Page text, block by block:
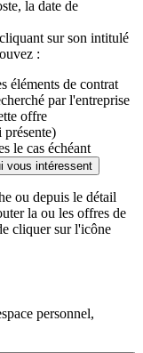
la date de
sur son intitulé
:
éléments de contrat
par l'entreprise
offre
présente)
le cas échéant
vous intéressent
ou depuis le détail
la ou les offres de
cliquer sur l'icône
personnel,